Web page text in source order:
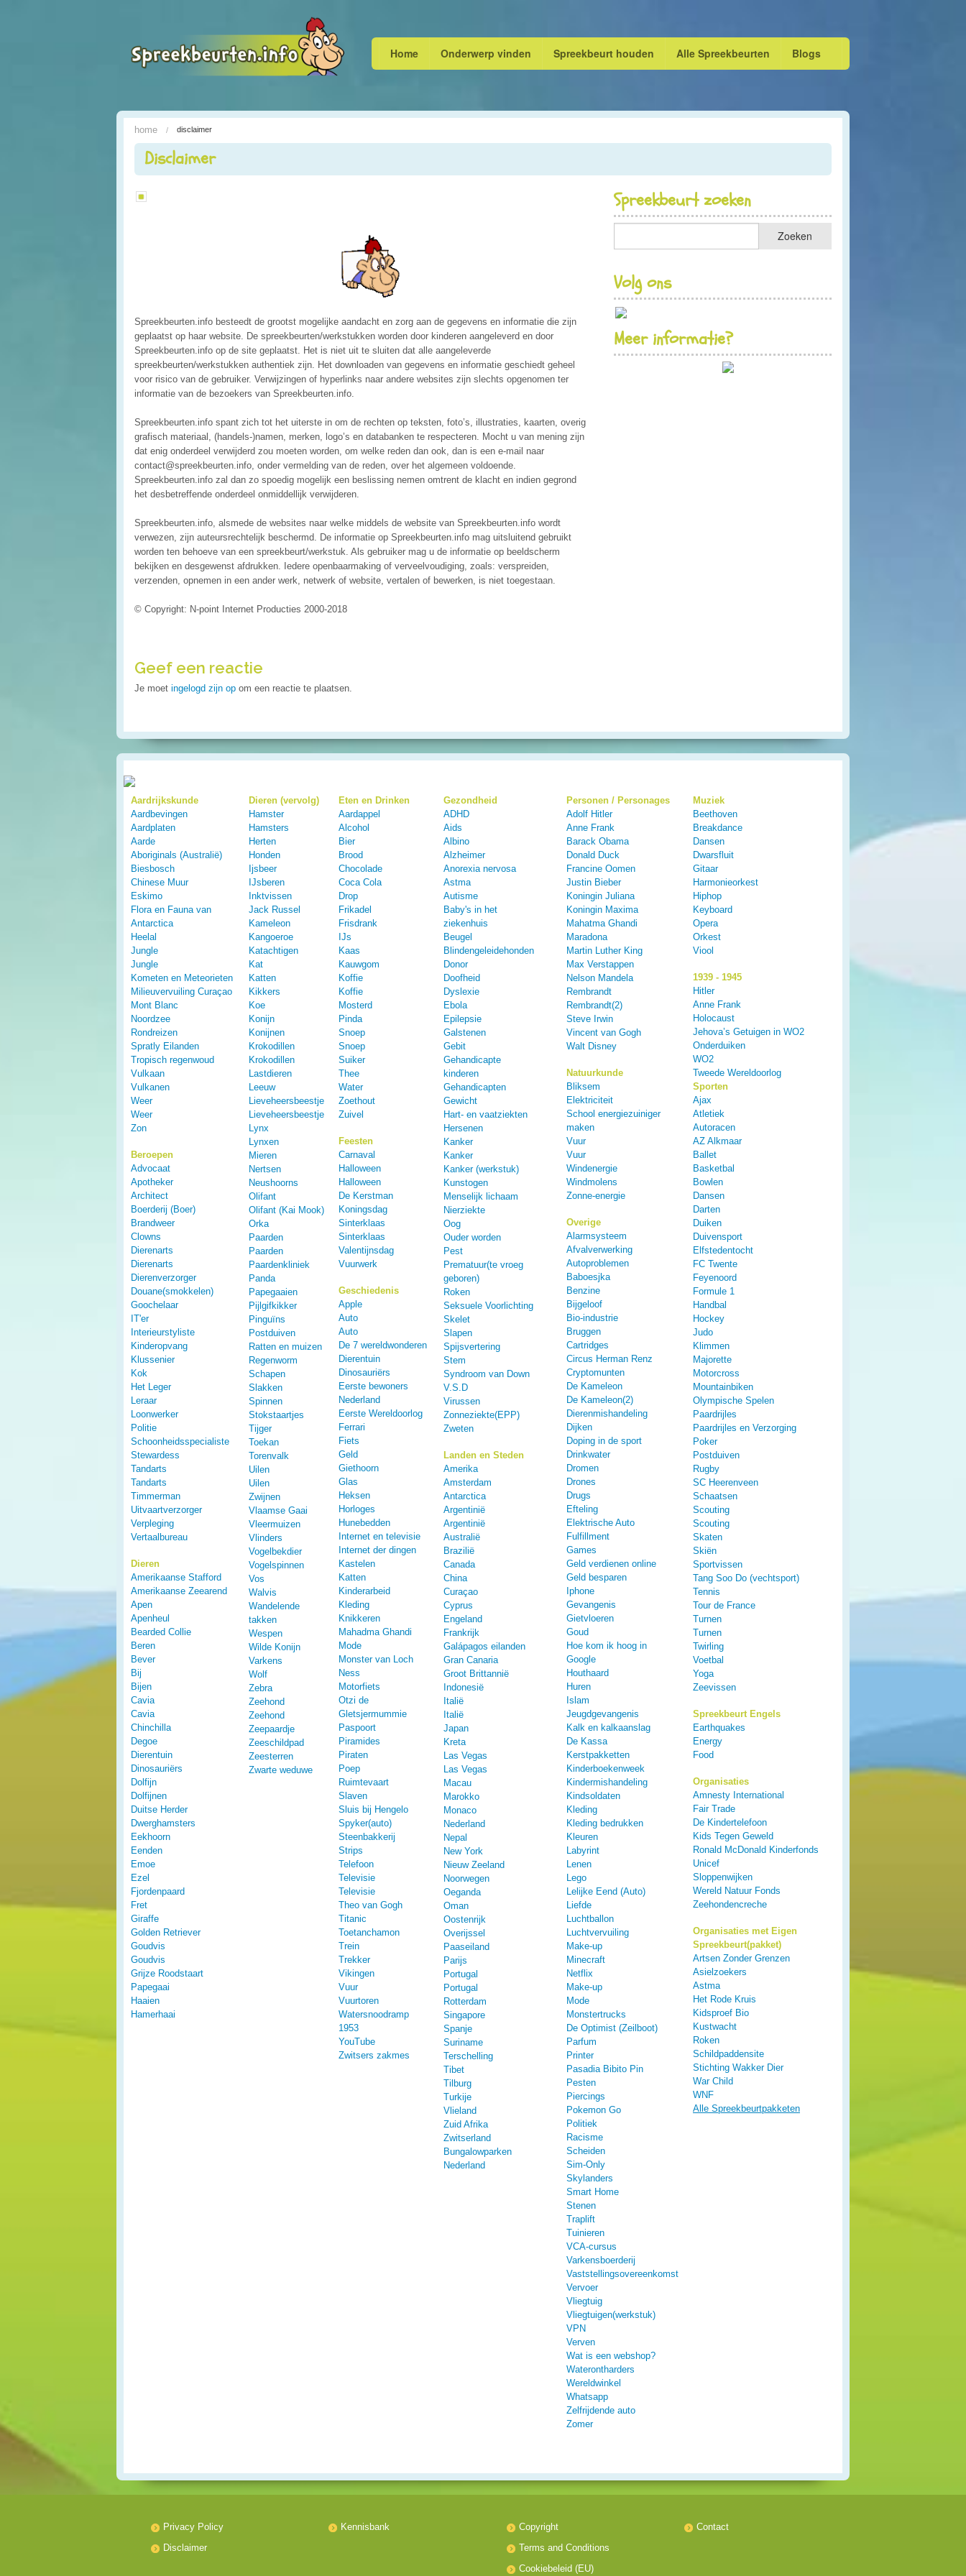
Home Onderwerp vinden Spreekbeurt houden Alle Spreekbeurten Blogs
home disclaimer
Disclaimer
Spreekbeurten.info besteedt de grootst mogelijke aandacht en zorg aan de gegevens en informatie die zijn
geplaatst op haar website. De spreekbeurten/werkstukken worden door kinderen aangeleverd en door
Spreekbeurten.info op de site geplaatst. Het is niet uit te sluiten dat alle aangeleverde
spreekbeurten/werkstukken authentiek zijn. Het downloaden van gegevens en informatie geschiedt geheel
voor risico van de gebruiker. Verwijzingen of hyperlinks naar andere websites zijn slechts opgenomen ter
informatie van de bezoekers van Spreekbeurten.info.
Spreekbeurten.info spant zich tot het uiterste in om de rechten op teksten, foto’s, illustraties, kaarten, overig
grafisch materiaal, (handels-)namen, merken, logo’s en databanken te respecteren. Mocht u van mening zijn
dat enig onderdeel verwijderd zou moeten worden, om welke reden dan ook, dan is een e-mail naar
contact@spreekbeurten.info, onder vermelding van de reden, over het algemeen voldoende.
Spreekbeurten.info zal dan zo spoedig mogelijk een beslissing nemen omtrent de klacht en indien gegrond
het desbetreffende onderdeel onmiddellijk verwijderen.
Spreekbeurten.info, alsmede de websites naar welke middels de website van Spreekbeurten.info wordt
verwezen, zijn auteursrechtelijk beschermd. De informatie op Spreekbeurten.info mag uitsluitend gebruikt
worden ten behoeve van een spreekbeurt/werkstuk. Als gebruiker mag u de informatie op beeldscherm
bekijken en desgewenst afdrukken. Iedere openbaarmaking of verveelvoudiging, zoals: verspreiden,
verzenden, opnemen in een ander werk, netwerk of website, vertalen of bewerken, is niet toegestaan.
© Copyright: N-point Internet Producties 2000-2018
Geef een reactie
Je moet ingelogd zijn op om een reactie te plaatsen.
Spreekbeurt zoeken
Volg ons
Meer informatie?
Aardrijkskunde
Aardbevingen
Aardplaten
Aarde
Aboriginals (Australië)
Biesbosch
Chinese Muur
Eskimo
Flora en Fauna van
Antarctica
Heelal
Jungle
Jungle
Kometen en Meteorieten
Milieuvervuiling Curaçao
Mont Blanc
Noordzee
Rondreizen
Spratly Eilanden
Tropisch regenwoud
Vulkaan
Vulkanen
Weer
Weer
Zon
Beroepen
Advocaat
Apotheker
Architect
Boerderij (Boer)
Brandweer
Clowns
Dierenarts
Dierenarts
Dierenverzorger
Douane(smokkelen)
Goochelaar
IT'er
Interieurstyliste
Kinderopvang
Klussenier
Kok
Het Leger
Leraar
Loonwerker
Politie
Schoonheidsspecialiste
Stewardess
Tandarts
Tandarts
Timmerman
Uitvaartverzorger
Verpleging
Vertaalbureau
Dieren
Amerikaanse Stafford
Amerikaanse Zeearend
Apen
Apenheul
Bearded Collie
Beren
Bever
Bij
Bijen
Cavia
Cavia
Chinchilla
Degoe
Dierentuin
Dinosauriërs
Dolfijn
Dolfijnen
Duitse Herder
Dwerghamsters
Eekhoorn
Eenden
Emoe
Ezel
Fjordenpaard
Fret
Giraffe
Golden Retriever
Goudvis
Goudvis
Grijze Roodstaart
Papegaai
Haaien
Hamerhaai
Dieren (vervolg)
Hamster
Hamsters
Herten
Honden
Ijsbeer
IJsberen
Inktvissen
Jack Russel
Kameleon
Kangoeroe
Katachtigen
Kat
Katten
Kikkers
Koe
Konijn
Konijnen
Krokodillen
Krokodillen
Lastdieren
Leeuw
Lieveheersbeestje
Lieveheersbeestje
Lynx
Lynxen
Mieren
Nertsen
Neushoorns
Olifant
Olifant (Kai Mook)
Orka
Paarden
Paarden
Paardenkliniek
Panda
Papegaaien
Pijlgifkikker
Pinguïns
Postduiven
Ratten en muizen
Regenworm
Schapen
Slakken
Spinnen
Stokstaartjes
Tijger
Toekan
Torenvalk
Uilen
Uilen
Zwijnen
Vlaamse Gaai
Vleermuizen
Vlinders
Vogelbekdier
Vogelspinnen
Vos
Walvis
Wandelende
takken
Wespen
Wilde Konijn
Varkens
Wolf
Zebra
Zeehond
Zeehond
Zeepaardje
Zeeschildpad
Zeesterren
Zwarte weduwe
Eten en Drinken
Aardappel
Alcohol
Bier
Brood
Chocolade
Coca Cola
Drop
Frikadel
Frisdrank
IJs
Kaas
Kauwgom
Koffie
Koffie
Mosterd
Pinda
Snoep
Snoep
Suiker
Thee
Water
Zoethout
Zuivel
Feesten
Carnaval
Halloween
Halloween
De Kerstman
Koningsdag
Sinterklaas
Sinterklaas
Valentijnsdag
Vuurwerk
Geschiedenis
Apple
Auto
Auto
De 7 wereldwonderen
Dierentuin
Dinosauriërs
Eerste bewoners
Nederland
Eerste Wereldoorlog
Ferrari
Fiets
Geld
Giethoorn
Glas
Heksen
Horloges
Hunebedden
Internet en televisie
Internet der dingen
Kastelen
Katten
Kinderarbeid
Kleding
Knikkeren
Mahadma Ghandi
Mode
Monster van Loch
Ness
Motorfiets
Otzi de
Gletsjermummie
Paspoort
Piramides
Piraten
Poep
Ruimtevaart
Slaven
Sluis bij Hengelo
Spyker(auto)
Steenbakkerij
Strips
Telefoon
Televisie
Televisie
Theo van Gogh
Titanic
Toetanchamon
Trein
Trekker
Vikingen
Vuur
Vuurtoren
Watersnoodramp
1953
YouTube
Zwitsers zakmes
Gezondheid
ADHD
Aids
Albino
Alzheimer
Anorexia nervosa
Astma
Autisme
Baby's in het
ziekenhuis
Beugel
Blindengeleidehonden
Donor
Doofheid
Dyslexie
Ebola
Epilepsie
Galstenen
Gebit
Gehandicapte
kinderen
Gehandicapten
Gewicht
Hart- en vaatziekten
Hersenen
Kanker
Kanker
Kanker (werkstuk)
Kunstogen
Menselijk lichaam
Nierziekte
Oog
Ouder worden
Pest
Prematuur(te vroeg
geboren)
Roken
Seksuele Voorlichting
Skelet
Slapen
Spijsvertering
Stem
Syndroom van Down
V.S.D
Virussen
Zonneziekte(EPP)
Zweten
Landen en Steden
Amerika
Amsterdam
Antarctica
Argentinië
Argentinië
Australië
Brazilië
Canada
China
Curaçao
Cyprus
Engeland
Frankrijk
Galápagos eilanden
Gran Canaria
Groot Brittannië
Indonesië
Italië
Italië
Japan
Kreta
Las Vegas
Las Vegas
Macau
Marokko
Monaco
Nederland
Nepal
New York
Nieuw Zeeland
Noorwegen
Oeganda
Oman
Oostenrijk
Overijssel
Paaseiland
Parijs
Portugal
Portugal
Rotterdam
Singapore
Spanje
Suriname
Terschelling
Tibet
Tilburg
Turkije
Vlieland
Zuid Afrika
Zwitserland
Bungalowparken
Nederland
Personen / Personages
Adolf Hitler
Anne Frank
Barack Obama
Donald Duck
Francine Oomen
Justin Bieber
Koningin Juliana
Koningin Maxima
Mahatma Ghandi
Maradona
Martin Luther King
Max Verstappen
Nelson Mandela
Rembrandt
Rembrandt(2)
Steve Irwin
Vincent van Gogh
Walt Disney
Natuurkunde
Bliksem
Elektriciteit
School energiezuiniger
maken
Vuur
Vuur
Windenergie
Windmolens
Zonne-energie
Overige
Alarmsysteem
Afvalverwerking
Autoproblemen
Baboesjka
Benzine
Bijgeloof
Bio-industrie
Bruggen
Cartridges
Circus Herman Renz
Cryptomunten
De Kameleon
De Kameleon(2)
Dierenmishandeling
Dijken
Doping in de sport
Drinkwater
Dromen
Drones
Drugs
Efteling
Elektrische Auto
Fulfillment
Games
Geld verdienen online
Geld besparen
Iphone
Gevangenis
Gietvloeren
Goud
Hoe kom ik hoog in
Google
Houthaard
Huren
Islam
Jeugdgevangenis
Kalk en kalkaanslag
De Kassa
Kerstpakketten
Kinderboekenweek
Kindermishandeling
Kindsoldaten
Kleding
Kleding bedrukken
Kleuren
Labyrint
Lenen
Lego
Lelijke Eend (Auto)
Liefde
Luchtballon
Luchtvervuiling
Make-up
Minecraft
Netflix
Make-up
Mode
Monstertrucks
De Optimist (Zeilboot)
Parfum
Printer
Pasadia Bibito Pin
Pesten
Piercings
Pokemon Go
Politiek
Racisme
Scheiden
Sim-Only
Skylanders
Smart Home
Stenen
Traplift
Tuinieren
VCA-cursus
Varkensboerderij
Vaststellingsovereenkomst
Vervoer
Vliegtuig
Vliegtuigen(werkstuk)
VPN
Verven
Wat is een webshop?
Waterontharders
Wereldwinkel
Whatsapp
Zelfrijdende auto
Zomer
Muziek
Beethoven
Breakdance
Dansen
Dwarsfluit
Gitaar
Harmonieorkest
Hiphop
Keyboard
Opera
Orkest
Viool
1939 - 1945
Hitler
Anne Frank
Holocaust
Jehova’s Getuigen in WO2
Onderduiken
WO2
Tweede Wereldoorlog
Sporten
Ajax
Atletiek
Autoracen
AZ Alkmaar
Ballet
Basketbal
Bowlen
Dansen
Darten
Duiken
Duivensport
Elfstedentocht
FC Twente
Feyenoord
Formule 1
Handbal
Hockey
Judo
Klimmen
Majorette
Motorcross
Mountainbiken
Olympische Spelen
Paardrijles
Paardrijles en Verzorging
Poker
Postduiven
Rugby
SC Heerenveen
Schaatsen
Scouting
Scouting
Skaten
Skiën
Sportvissen
Tang Soo Do (vechtsport)
Tennis
Tour de France
Turnen
Turnen
Twirling
Voetbal
Yoga
Zeevissen
Spreekbeurt Engels
Earthquakes
Energy
Food
Organisaties
Amnesty International
Fair Trade
De Kindertelefoon
Kids Tegen Geweld
Ronald McDonald Kinderfonds
Unicef
Sloppenwijken
Wereld Natuur Fonds
Zeehondencreche
Organisaties met Eigen
Spreekbeurt(pakket)
Artsen Zonder Grenzen
Asielzoekers
Astma
Het Rode Kruis
Kidsproef Bio
Kustwacht
Roken
Schildpaddensite
Stichting Wakker Dier
War Child
WNF
Alle Spreekbeurtpakketen
Privacy Policy
Disclaimer
Kennisbank
Copyright
Terms and Conditions
Cookiebeleid (EU)
Contact